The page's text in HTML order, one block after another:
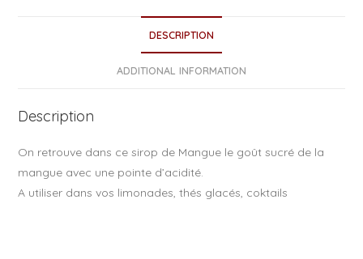
o
k
DESCRIPTION
ADDITIONAL INFORMATION
Description
On retrouve dans ce sirop de Mangue le goût sucré de la
mangue avec une pointe d’acidité.
A utiliser dans vos limonades, thés glacés, coktails